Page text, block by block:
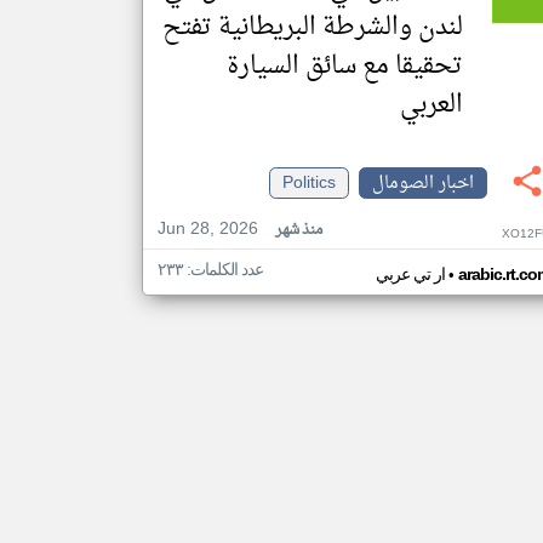
لندن والشرطة البريطانية تفتح
تحقيقا مع سائق السيارة
العربي
اخبار الصومال
Politics
Jun 28, 2026
منذ شهر
ار تي عربي• عدد الكلمات: ٢٣٣